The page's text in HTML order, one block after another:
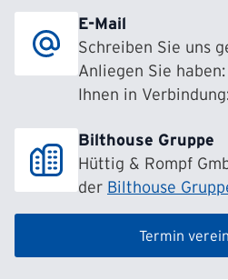
E-Mail
Schreiben Sie uns
Anliegen Sie
Ihnen in
Bilthouse Gruppe
Hüttig & Rompf
der Bilthouse
Termin